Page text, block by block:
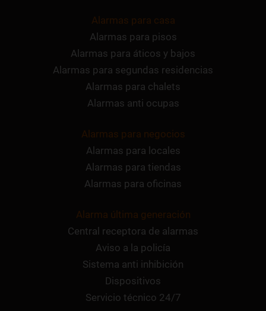
Alarmas para casa
Alarmas para pisos
Alarmas para áticos y bajos
Alarmas para segundas residencias
Alarmas para chalets
Alarmas anti ocupas
Alarmas para negocios
Alarmas para locales
Alarmas para tiendas
Alarmas para oficinas
Alarma última generación
Central receptora de alarmas
Aviso a la policía
Sistema anti inhibición
Dispositivos
Servicio técnico 24/7